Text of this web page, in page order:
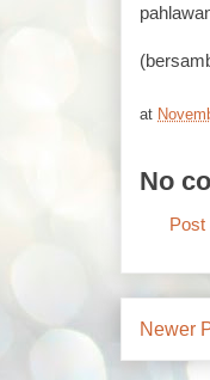
at
No
Newer